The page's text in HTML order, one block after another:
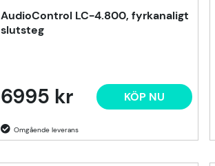
AudioControl LC-4.800, fyrkanaligt
slutsteg
6995 kr KÖP NU